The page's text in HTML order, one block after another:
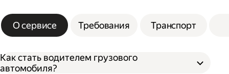
О сервисе Требования Транспорт
Как стать водителем грузового
автомобиля?